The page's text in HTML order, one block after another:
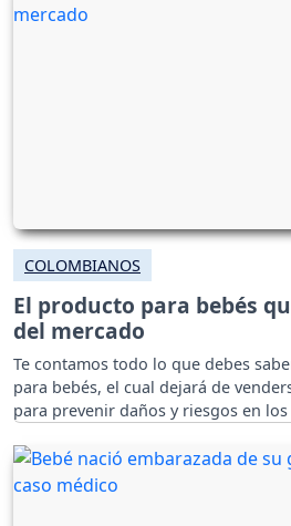
COLOMBIANOS
El producto para bebés
del mercado
Te contamos todo lo que debes
para bebés, el cual dejará de
para prevenir daños y riesgos en